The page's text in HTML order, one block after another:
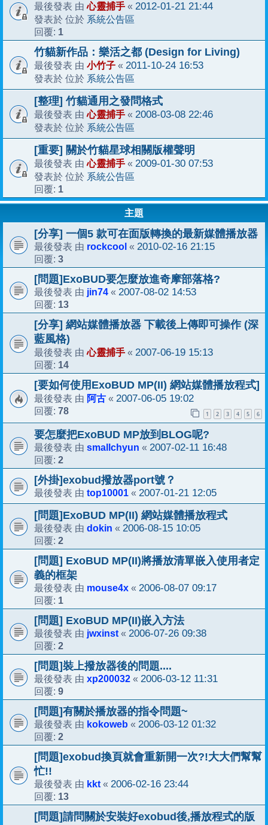
最後發表 由心靈捕手 « 2012-01-21 21:44
發表於 位於 系統公告區
回覆: 1
竹貓新作品：樂活之都 (Design for Living)
最後發表 由 小竹子 « 2011-10-24 16:53
發表於 位於 系統公告區
[整理] 竹貓通用之發問格式
最後發表 由心靈捕手 « 2008-03-08 22:46
發表於 位於 系統公告區
[重要] 關於竹貓星球相關版權聲明
最後發表 由心靈捕手 « 2009-01-30 07:53
發表於 位於 系統公告區
回覆: 1
主題
[分享] 一個5 款可在面版轉換的最新媒體播放器
最後發表 由 rockcool « 2010-02-16 21:15
回覆: 3
[問題]ExoBUD要怎麼放進奇摩部落格?
最後發表 由 jin74 « 2007-08-02 14:53
回覆: 13
[分享] 網站媒體播放器 下載後上傳即可操作 (深
藍風格)
最後發表 由心靈捕手 « 2007-06-19 15:13
回覆: 14
[要如何使用ExoBUD MP(II) 網站媒體播放程式]
最後發表 由 阿古 « 2007-06-05 19:02
回覆: 78 1 2 3 4 5 6
要怎麼把ExoBUD MP放到BLOG呢?
最後發表 由 smallchyun « 2007-02-11 16:48
回覆: 2
[外掛]exobud撥放器port號？
最後發表 由 top10001 « 2007-01-21 12:05
[問題]ExoBUD MP(II) 網站媒體播放程式
最後發表 由 dokin « 2006-08-15 10:05
回覆: 2
[問題] ExoBUD MP(II)將播放清單嵌入使用者定
義的框架
最後發表 由 mouse4x « 2006-08-07 09:17
回覆: 1
[問題] ExoBUD MP(II)嵌入方法
最後發表 由 jwxinst « 2006-07-26 09:38
回覆: 2
[問題]裝上撥放器後的問題....
最後發表 由 xp200032 « 2006-03-12 11:31
回覆: 9
[問題]有關於播放器的指令問題~
最後發表 由 kokoweb « 2006-03-12 01:32
回覆: 2
[問題]exobud換頁就會重新開一次?!大大們幫幫
忙!!
最後發表 由 kkt « 2006-02-16 23:44
回覆: 13
[問題]請問關於安裝好exobud後,播放程式的版